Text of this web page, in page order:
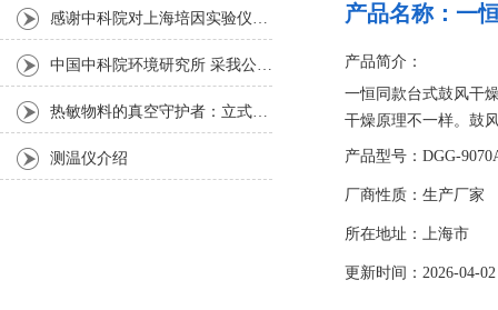
产品名称： 一
产品简介：
一恒同款台式鼓风干
干燥原理不一样。鼓
缩、硬化等不良反应
产品型号：DGG-
厂商性质：生产厂家
所在地址：上海市
更新时间：2026-04-02
感谢中科院对上海培因实验仪器的认可
中国中科院环境研究所 采我公司仪器300L人工气候箱 实验效果获高度评价
热敏物料的真空守护者：立式真空干燥箱选购指南
测温仪介绍